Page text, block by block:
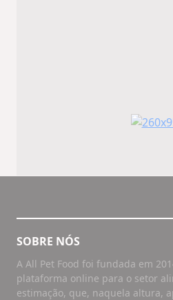
SOBRE NÓS
A All Pet Food foi fundada em
plataforma online para o setor
estimação, que, naquela altura,